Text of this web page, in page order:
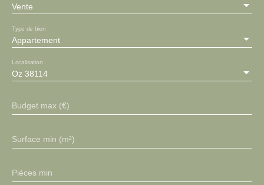
Vente
Appartement
Type de bien
Oz 38114
Localisation
Budget max (€)
Surface min (m²)
Pièces min